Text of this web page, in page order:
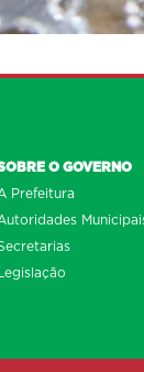
O GOVERNO
Prefeitura
Legislação